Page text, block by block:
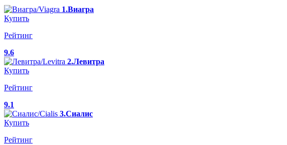
1.Виагра
Купить
Рейтинг
9.6
2.Левитра
Купить
Рейтинг
9.1
3.Сиалис
Купить
Рейтинг